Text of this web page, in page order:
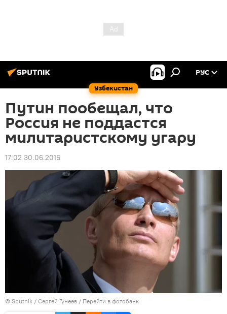
Узбекистан
РУС
Путин пообещал, что
Россия не поддастся
милитаристскому угару
17:02 30.06.2016
© Sputnik / Сергей Гунеев / Перейти в фотобанк